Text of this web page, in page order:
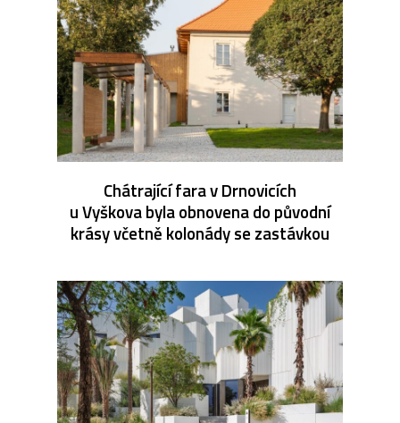
Chátrající fara v Drnovicích
u Vyškova byla obnovena do původní
krásy včetně kolonády se zastávkou